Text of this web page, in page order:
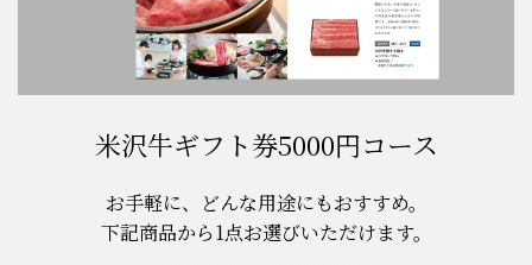
米沢牛ギフト券5000円コース
お手軽に、どんな用途にもおすすめ。
下記商品から1点お選びいただけます。